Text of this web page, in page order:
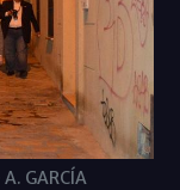
GARCÍA